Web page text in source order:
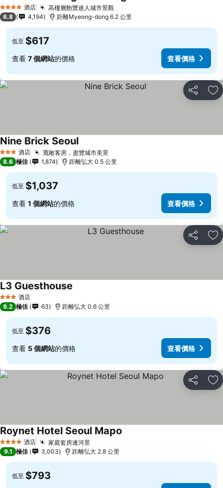
4 星級 酒店 高樓層飽覽迷人城市景觀
6.8 4,194 距離Myeong-dong 6.2 公里
低至 $617
查看 7 個網站的價格 查看價格
分享 放
3 星級 酒店 寬敞客房，盡覽城市美景
Nine Brick Seoul
8.6 極佳 1,874 距離弘大 0.5 公里
低至 $1,037
查看 1 個網站的價格 查看價格
分享 放
3 星級 酒店
L3 Guesthouse
9.2 極佳 63 距離弘大 0.6 公里
低至 $376
查看 5 個網站的價格 查看價格
分享 放
4 星級 酒店 家庭套房連河景
Roynet Hotel Seoul Mapo
9.1 極佳 3,003 距離弘大 2.8 公里
低至 $793